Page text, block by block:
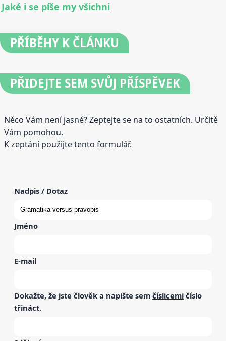
Jaké i se píše my všichni
PŘÍBĚHY K ČLÁNKU
PŘIDEJTE SEM SVŮJ PŘÍSPĚVEK
Něco Vám není jasné? Zeptejte se na to ostatních. Určitě
Vám pomohou.
K zeptání použijte tento formulář.
Nadpis / Dotaz
Jméno
E-mail
Dokažte, že jste člověk a napište sem číslicemi číslo
třináct.